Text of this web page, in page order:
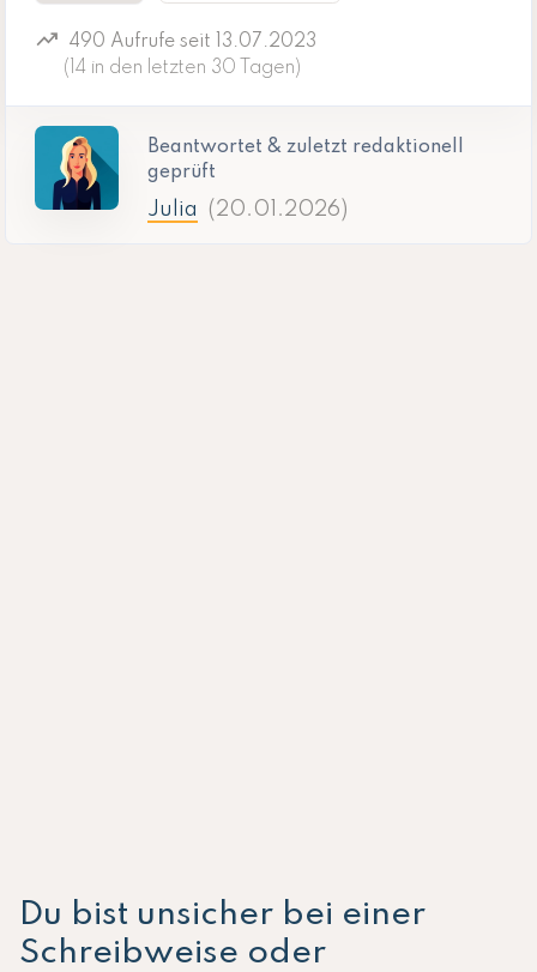
trending_up
490 Aufrufe seit 13.07.2023
(14 in den letzten 30 Tagen)
Beantwortet & zuletzt redaktionell
geprüft
Julia (20.01.2026)
Du bist unsicher bei einer
Schreibweise oder